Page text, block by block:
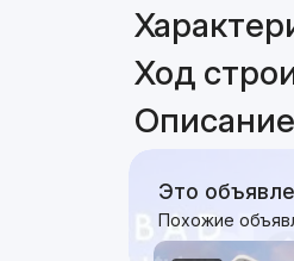
Ход
Это
Похожие